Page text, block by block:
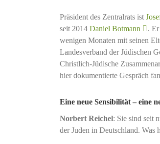
Präsident des Zentralrats ist
seit 2014 Daniel Botmann
.
wenigen Monaten mit seinen
Landesverband der Jüdischen
Christlich-Jüdische
hier dokumentierte Gespräch
Eine neue Sensibilität – eine
Norbert Reichel: Sie sind seit
der Juden in Deutschland. Was